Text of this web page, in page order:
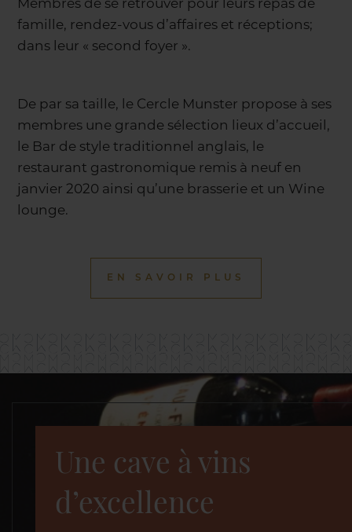
Membres de se retrouver pour leurs repas de
famille, rendez-vous d’affaires et réceptions;
dans leur « second foyer ».
De par sa taille, le Cercle Munster propose à ses
membres une grande sélection lieux d’accueil,
le Bar de style traditionnel anglais, le
restaurant gastronomique remis à neuf en
janvier 2020 ainsi qu’une brasserie et un Wine
lounge.
EN SAVOIR PLUS
Une cave à vins
d’excellence